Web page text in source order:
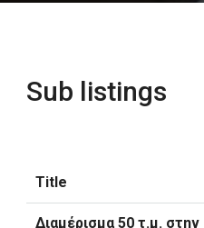
Sub listings
Title
Διαμέρισμα 50 τ.μ.